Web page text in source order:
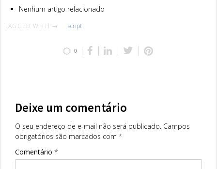
Nenhum artigo relacionado
TAGGED WITH → script
0
Deixe um comentário
O seu endereço de e-mail não será publicado. Campos
obrigatórios são marcados com *
Comentário *